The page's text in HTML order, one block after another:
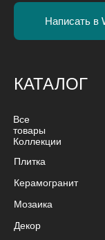
КАТАЛОГ
Плитка
Все
товары
Керамогранит
Мозаика
Декор
Коллекции
Написать в